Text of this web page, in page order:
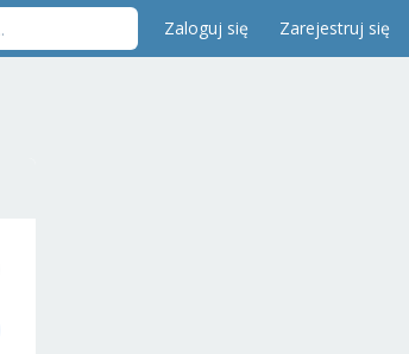
Zaloguj się Zarejestruj się